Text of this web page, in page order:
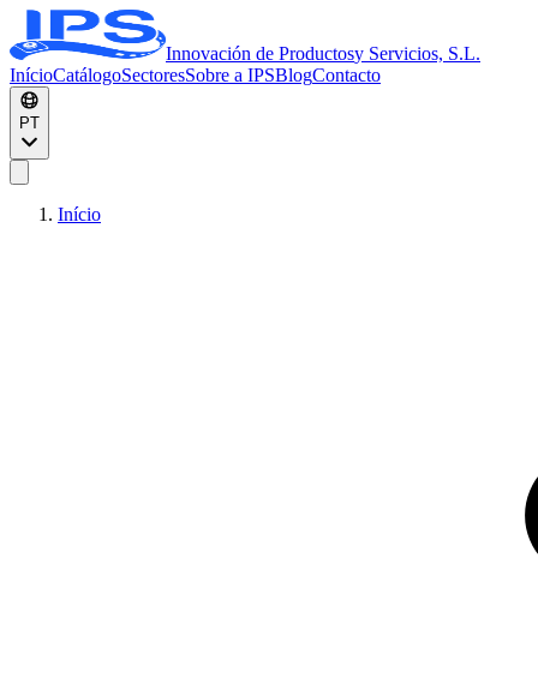
Innovación de Productosy Servicios, S.L.
InícioCatálogoSectoresSobre a IPSBlogContacto
PT
Início